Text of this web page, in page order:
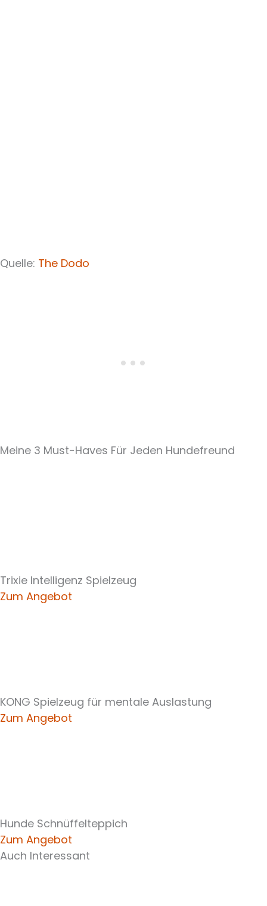
Quelle: The Dodo
Meine 3 Must-Haves Für Jeden Hundefreund​
Trixie Intelligenz Spielzeug
Zum Angebot
KONG Spielzeug für mentale Auslastung
Zum Angebot
Hunde Schnüffelteppich
Zum Angebot
Auch Interessant